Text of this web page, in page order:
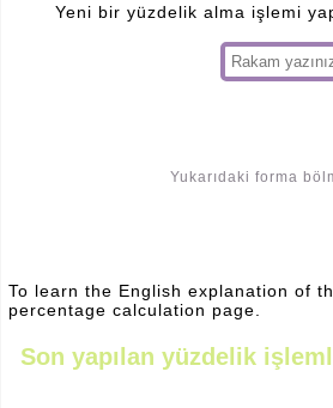
Yeni bir yüzdelik alma işlemi
Yukarıdaki forma
To learn the English explanation of
percentage calculation page.
Son yapılan yüzdelik